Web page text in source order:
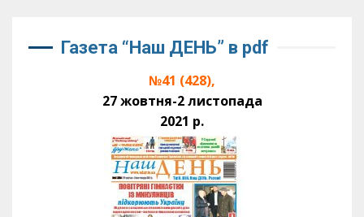
Газета “Наш ДЕНЬ” в pdf
№41 (428),
27 жовтня-2 листопада
2021 р.